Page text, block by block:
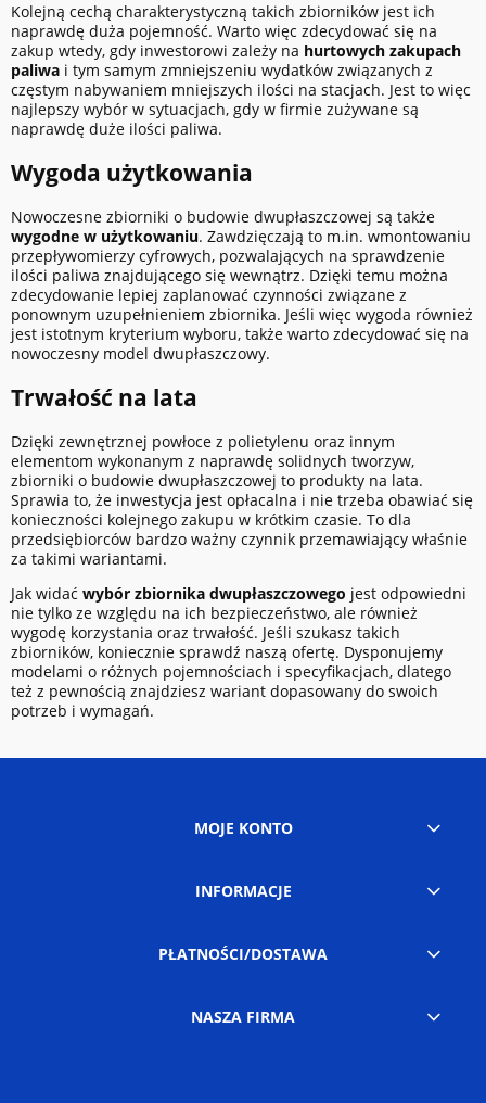
Kolejną cechą charakterystyczną takich zbiorników jest ich
naprawdę duża pojemność. Warto więc zdecydować się na
zakup wtedy, gdy inwestorowi zależy na hurtowych zakupach
paliwa i tym samym zmniejszeniu wydatków związanych z
częstym nabywaniem mniejszych ilości na stacjach. Jest to więc
najlepszy wybór w sytuacjach, gdy w firmie zużywane są
naprawdę duże ilości paliwa.
Wygoda użytkowania
Nowoczesne zbiorniki o budowie dwupłaszczowej są także
wygodne w użytkowaniu. Zawdzięczają to m.in. wmontowaniu
przepływomierzy cyfrowych, pozwalających na sprawdzenie
ilości paliwa znajdującego się wewnątrz. Dzięki temu można
zdecydowanie lepiej zaplanować czynności związane z
ponownym uzupełnieniem zbiornika. Jeśli więc wygoda również
jest istotnym kryterium wyboru, także warto zdecydować się na
nowoczesny model dwupłaszczowy.
Trwałość na lata
Dzięki zewnętrznej powłoce z polietylenu oraz innym
elementom wykonanym z naprawdę solidnych tworzyw,
zbiorniki o budowie dwupłaszczowej to produkty na lata.
Sprawia to, że inwestycja jest opłacalna i nie trzeba obawiać się
konieczności kolejnego zakupu w krótkim czasie. To dla
przedsiębiorców bardzo ważny czynnik przemawiający właśnie
za takimi wariantami.
Jak widać wybór zbiornika dwupłaszczowego jest odpowiedni
nie tylko ze względu na ich bezpieczeństwo, ale również
wygodę korzystania oraz trwałość. Jeśli szukasz takich
zbiorników, koniecznie sprawdź naszą ofertę. Dysponujemy
modelami o różnych pojemnościach i specyfikacjach, dlatego
też z pewnością znajdziesz wariant dopasowany do swoich
potrzeb i wymagań.
MOJE KONTO
INFORMACJE
PŁATNOŚCI/DOSTAWA
NASZA FIRMA